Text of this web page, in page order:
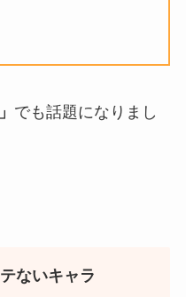
でも話題になりまし
ないキャラ